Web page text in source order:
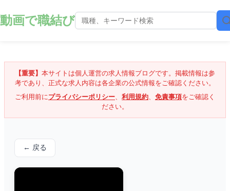
動画で職結び
【重要】 本サイトは個人運営の求人情報ブログです。掲載情報は参
考であり、正式な求人内容は各企業の公式情報をご確認ください。
ご利用前にプライバシーポリシー、 利用規約、 免責事項をご確認く
ださい。
← 戻る